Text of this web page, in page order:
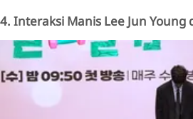
4. Interaksi Manis Lee Jun Young